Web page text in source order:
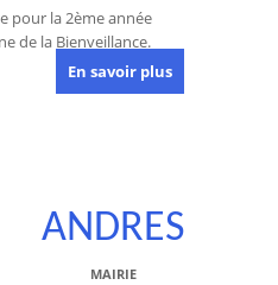
pour la 2ème année
de la Bienveillance.
En savoir plus
ANDRES
MAIRIE